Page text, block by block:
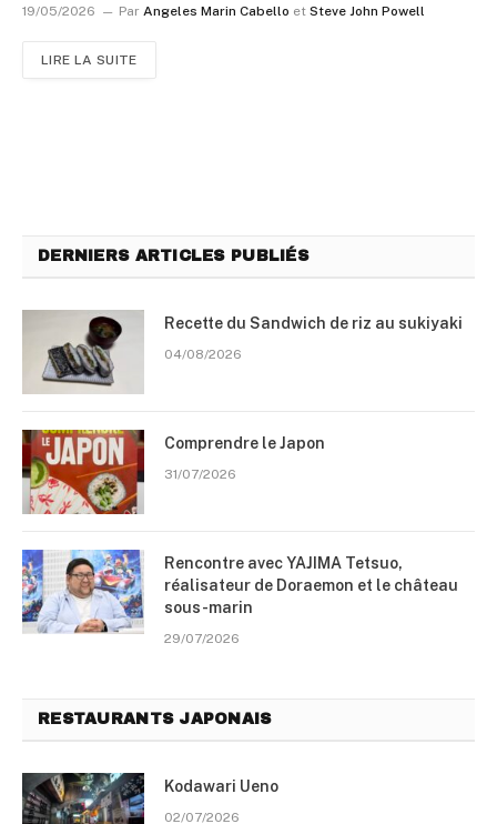
19/05/2026 Par Angeles Marin Cabello et Steve John Powell
LIRE LA SUITE
DERNIERS ARTICLES PUBLIÉS
Recette du Sandwich de riz au sukiyaki
04/08/2026
Comprendre le Japon
31/07/2026
Rencontre avec YAJIMA Tetsuo,
réalisateur de Doraemon et le château
sous-marin
29/07/2026
RESTAURANTS JAPONAIS
Kodawari Ueno
02/07/2026